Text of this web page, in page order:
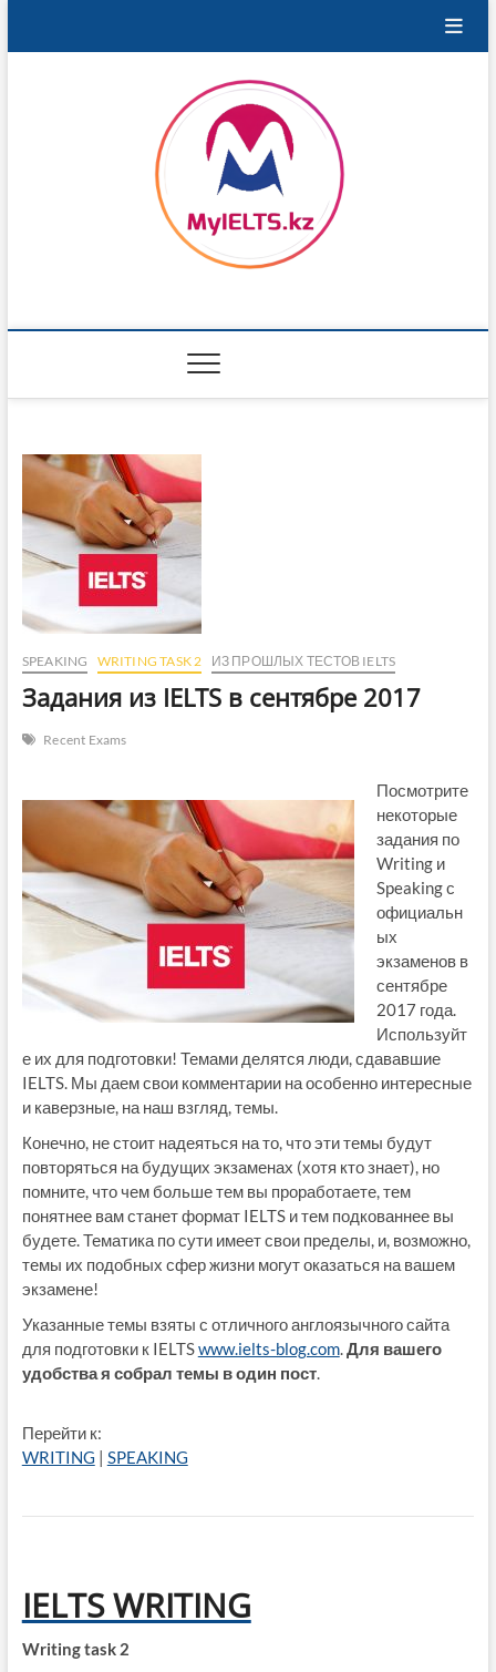
MyIELTS.kz
SPEAKING WRITING TASK 2 ИЗ ПРОШЛЫХ ТЕСТОВ IELTS
Задания из IELTS в сентябре 2017
Recent Exams
Посмотрите
некоторые
задания по
Writing и
Speaking с
официальн
ых
экзаменов в
сентябре
2017 года.
Используйт
е их для подготовки! Темами делятся люди, сдававшие
IELTS. Мы даем свои комментарии на особенно интересные
и каверзные, на наш взгляд, темы.
Конечно, не стоит надеяться на то, что эти темы будут
повторяться на будущих экзаменах (хотя кто знает), но
помните, что чем больше тем вы проработаете, тем
понятнее вам станет формат IELTS и тем подкованнее вы
будете. Тематика по сути имеет свои пределы, и, возможно,
темы их подобных сфер жизни могут оказаться на вашем
экзамене!
Указанные темы взяты с отличного англоязычного сайта
для подготовки к IELTSwww.ielts-blog.com.Для вашего
удобства я собрал темы в один пост.
Перейти к:
WRITING | SPEAKING
IELTS WRITING
Writing task 2